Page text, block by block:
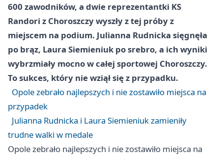
600 zawodników, a dwie reprezentantki KS
Randori z Choroszczy wyszły z tej próby z
miejscem na podium. Julianna Rudnicka sięgnęła
po brąz, Laura Siemieniuk po srebro, a ich wyniki
wybrzmiały mocno w całej sportowej Choroszczy.
To sukces, który nie wziął się z przypadku.
Opole zebrało najlepszych i nie zostawiło miejsca na
przypadek
Julianna Rudnicka i Laura Siemieniuk zamieniły
trudne walki w medale
Opole zebrało najlepszych i nie zostawiło miejsca na